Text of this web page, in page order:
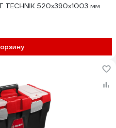
TECHNIK 520x390x1003 мм